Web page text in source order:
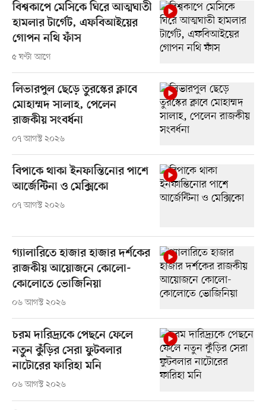
বিশ্বকাপে মেসিকে ঘিরে আত্মঘাতী
হামলার টার্গেট, এফবিআইয়ের
গোপন নথি ফাঁস
৫ ঘণ্টা আগে
লিভারপুল ছেড়ে তুরস্কের ক্লাবে
মোহাম্মদ সালাহ, পেলেন
রাজকীয় সংবর্ধনা
০৭ আগস্ট ২০২৬
বিপাকে থাকা ইনফান্তিনোর পাশে
আর্জেন্টিনা ও মেক্সিকো
০৭ আগস্ট ২০২৬
গ্যালারিতে হাজার হাজার দর্শকের
রাজকীয় আয়োজনে কোলো-
কোলোতে ভোজিনিয়া
০৬ আগস্ট ২০২৬
চরম দারিদ্র্যকে পেছনে ফেলে
নতুন কুঁড়ির সেরা ফুটবলার
নাটোরের ফারিহা মনি
০৬ আগস্ট ২০২৬